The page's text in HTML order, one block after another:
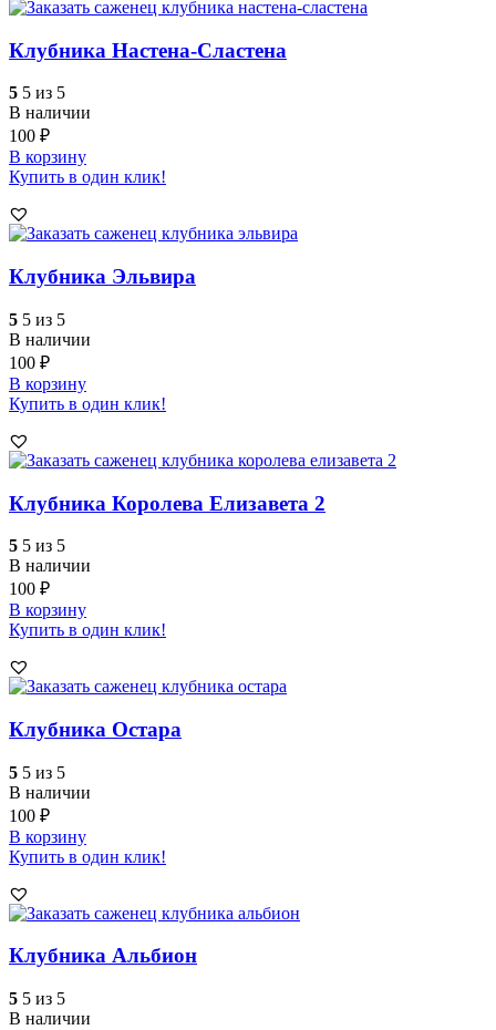
Клубника Настена-Сластена
5 5 из 5
В наличии
100 ₽
В корзину
Купить в один клик!
Клубника Эльвира
5 5 из 5
В наличии
100 ₽
В корзину
Купить в один клик!
Клубника Королева Елизавета 2
5 5 из 5
В наличии
100 ₽
В корзину
Купить в один клик!
Клубника Остара
5 5 из 5
В наличии
100 ₽
В корзину
Купить в один клик!
Клубника Альбион
5 5 из 5
В наличии